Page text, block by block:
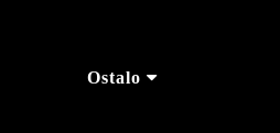
Ostalo